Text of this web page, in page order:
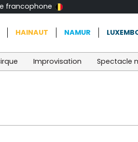
francophone
HAINAUT NAMUR
Improvisation Spectacle